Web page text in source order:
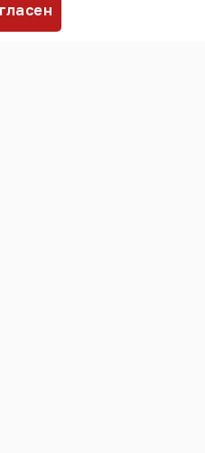
предприятии